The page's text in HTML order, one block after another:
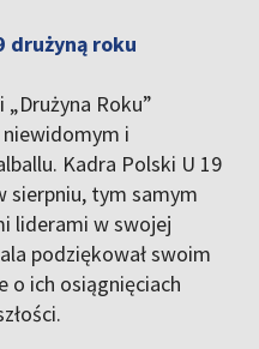
drużyną roku
Roku”
niewidomym i
Kadra Polski U 19
sierpniu, tym samym
liderami w swojej
podziękował swoim
o ich osiągnięciach